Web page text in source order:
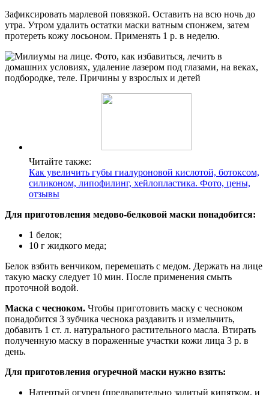
Зафиксировать марлевой повязкой. Оставить на всю ночь до
утра. Утром удалить остатки маски ватным спонжем, затем
протереть кожу лосьоном. Применять 1 р. в неделю.
Читайте также:
Как увеличить губы гиалуроновой кислотой, ботоксом,
силиконом, липофилинг, хейлопластика. Фото, цены,
отзывы
Для приготовления медово-белковой маски понадобится:
1 белок;
10 г жидкого меда;
Белок взбить венчиком, перемешать с медом. Держать на лице
такую маску следует 10 мин. После применения смыть
проточной водой.
Маска с чесноком. Чтобы приготовить маску с чесноком
понадобится 3 зубчика чеснока раздавить и измельчить,
добавить 1 ст. л. натурального растительного масла. Втирать
полученную маску в пораженные участки кожи лица 3 р. в
день.
Для приготовления огуречной маски нужно взять:
Натертый огурец (предварительно залитый кипятком, и